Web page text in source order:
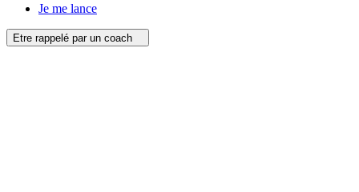
Je me lance
Etre rappelé par un coach